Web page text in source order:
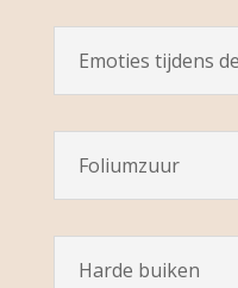
Emoties tijdens
Foliumzuur
Harde buiken